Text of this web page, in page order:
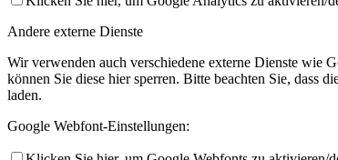
Andere externe Dienste
Wir verwenden auch verschiedene externe Dienste wie
können Sie diese hier sperren. Bitte beachten Sie, dass
laden.
Google Webfont-Einstellungen: